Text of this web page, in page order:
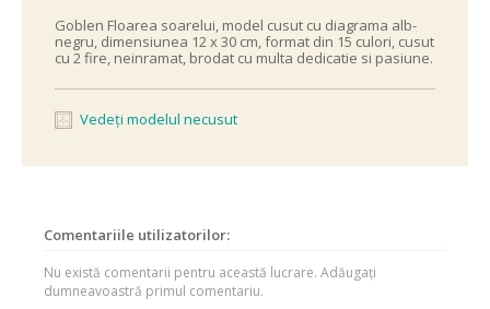
Goblen Floarea soarelui, model cusut cu diagrama alb-
negru, dimensiunea 12 x 30 cm, format din 15 culori, cusut
cu 2 fire, neinramat, brodat cu multa dedicatie si pasiune.
Vedeți modelul necusut
Comentariile utilizatorilor:
Nu există comentarii pentru această lucrare. Adăugați
dumneavoastră primul comentariu.